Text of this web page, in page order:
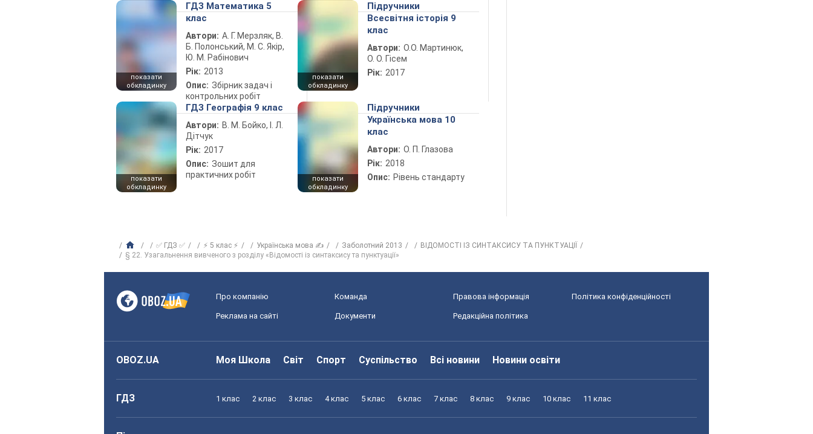
показати
обкладинку
ГДЗ Математика 5
клас
Автори: А. Г. Мерзляк, В.
Б. Полонський, М. С. Якір,
Ю. М. Рабінович
Рік: 2013
Опис: Збірник задач і
контрольних робіт
показати
обкладинку
Підручники
Всесвітня історія 9
клас
Автори: О.О. Мартинюк,
О. О. Гісем
Рік: 2017
показати
обкладинку
ГДЗ Географія 9 клас
Автори: В. М. Бойко, І. Л.
Дітчук
Рік: 2017
Опис: Зошит для
практичних робіт
показати
обкладинку
Підручники
Українська мова 10
клас
Автори: О. П. Глазова
Рік: 2018
Опис: Рівень стандарту
✅ ГДЗ ✅ ⚡ 5 клас ⚡ Українська мова ✍ Заболотний 2013
ВІДОМОСТІ ІЗ СИНТАКСИСУ ТА ПУНКТУАЦІЇ
§ 22. Узагальнення вивченого з розділу «Відомості із синтаксису та пунктуації»
Про компанію Команда Правова інформація Політика конфіденційності
Реклама на сайті Документи Редакційна політика
OBOZ.UA Моя Школа Світ Спорт Суспільство Всі новини Новини освіти
ГДЗ 1 клас 2 клас 3 клас 4 клас 5 клас 6 клас 7 клас 8 клас 9 клас 10 клас 11 клас